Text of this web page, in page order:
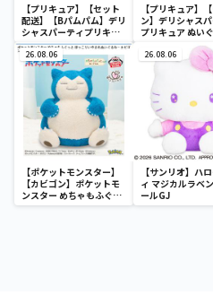
【プリキュア】【セット
配送】【Bパムパム】デリ
シャスパーティプリキュ
ア ぬいぐるみリストバン
ド
【プリキュア】
ン】デリシャス
プリキュア ぬい
26.08.06
【ポケットモンスター】
【カビゴン】ポケットモ
ンスター めちゃもふぐっ
と ほっこりいやされぬい
26.08.06
【サンリオ】ハ
ィ マジカルラベ
ールGJ